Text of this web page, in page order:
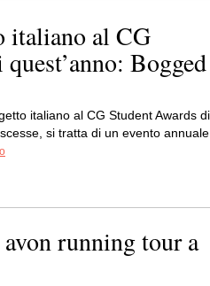
italiano al CG
Bogged
italiano al CG Student Awards di
si tratta di un evento annuale
running tour a